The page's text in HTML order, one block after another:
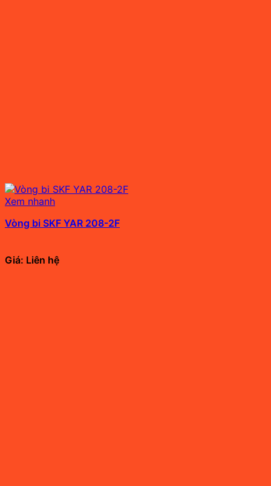
Xem nhanh
Vòng bi SKF YAR 208-2F
Giá: Liên hệ